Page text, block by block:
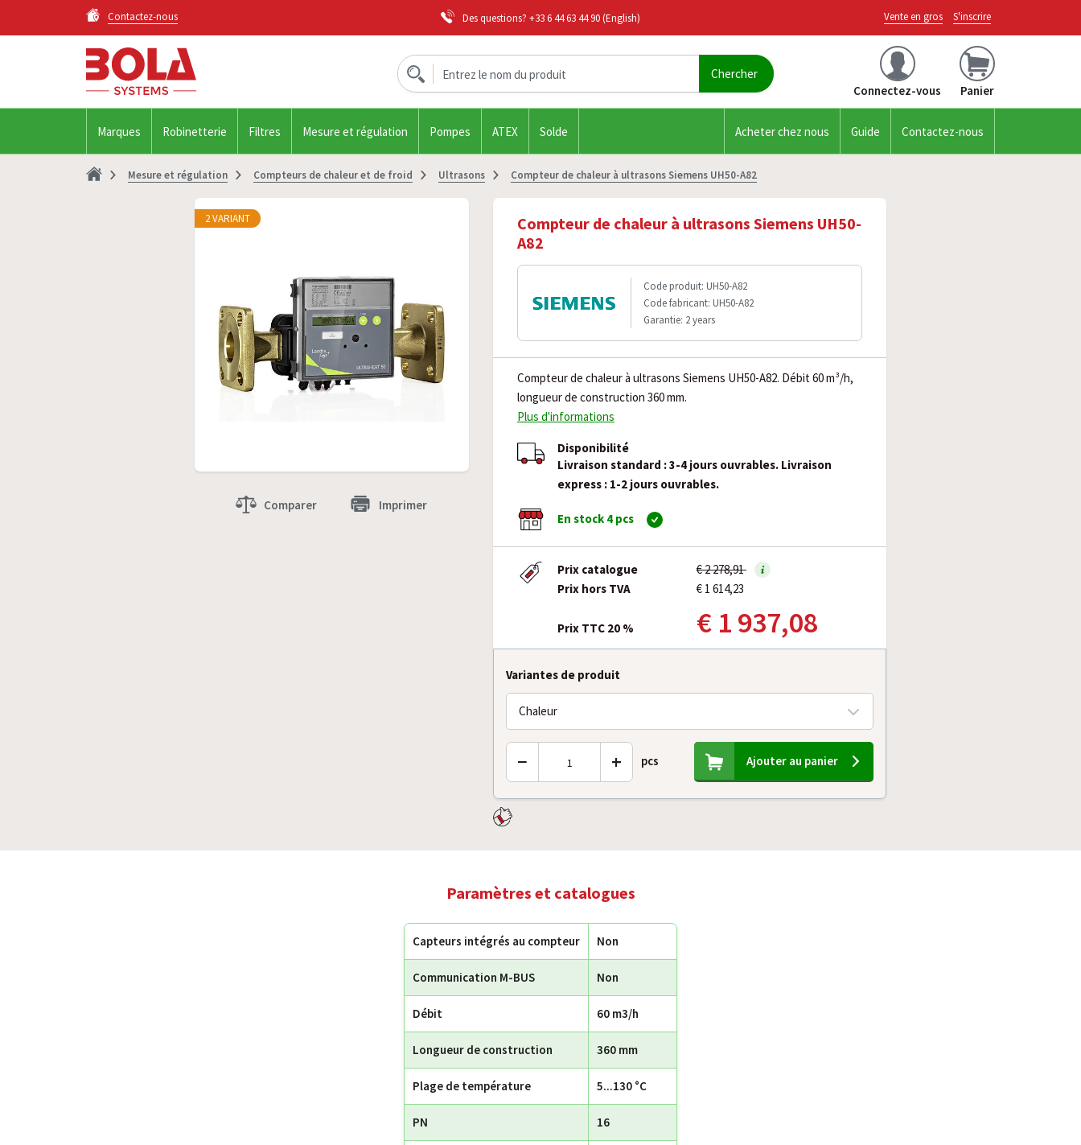
Contactez-nous Des questions? +33 6 44 63 44 90(English) Vente en gros S'inscrire
Connectez-vous Panier
Marques Robinetterie Filtres Mesure et régulation Pompes ATEX Solde Acheter chez nous Guide Contactez-nous
Mesure et régulation Compteurs de chaleur et de froid Ultrasons Compteur de chaleur à ultrasons Siemens UH50-A82
2 VARIANT
Comparer Imprimer
Compteur de chaleur à ultrasons Siemens UH50-
A82
Code produit: UH50-A82
Code fabricant: UH50-A82
Garantie: 2 years
Compteur de chaleur à ultrasons Siemens UH50-A82. Débit 60 m³/h,
longueur de construction 360 mm.
Plus d'informations
Disponibilité
Livraison standard : 3-4 jours ouvrables. Livraison
express : 1-2 jours ouvrables.
En stock 4 pcs
Prix catalogue
€ 2 278,91
Prix hors TVA
€ 1 614,23
Prix TTC 20 % € 1 937,08
Variantes de produit
Chaleur
pcs
− + Ajouter au panier
Paramètres et catalogues
Capteurs intégrés au compteur Non
Communication M-BUS Non
Débit 60 m3/h
Longueur de construction 360 mm
Plage de température 5...130 °C
PN 16